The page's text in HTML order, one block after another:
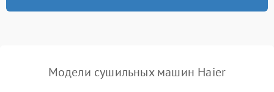
Модели сушильных машин Haier